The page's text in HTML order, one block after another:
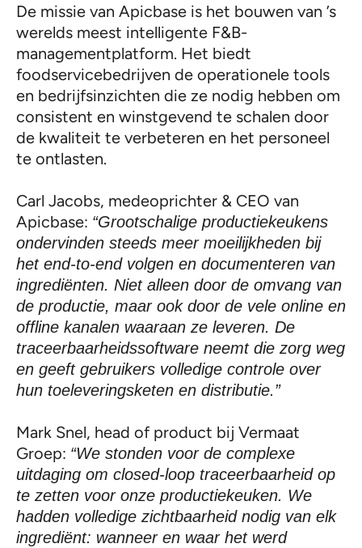
De missie van Apicbase is het bouwen van ’s
werelds meest intelligente F&B-
managementplatform. Het biedt
foodservicebedrijven de operationele tools
en bedrijfsinzichten die ze nodig hebben om
consistent en winstgevend te schalen door
de kwaliteit te verbeteren en het personeel
te ontlasten.
Carl Jacobs, medeoprichter & CEO van
Apicbase: “Grootschalige productiekeukens
ondervinden steeds meer moeilijkheden bij
het end-to-end volgen en documenteren van
ingrediënten. Niet alleen door de omvang van
de productie, maar ook door de vele online en
offline kanalen waaraan ze leveren. De
traceerbaarheidssoftware neemt die zorg weg
en geeft gebruikers volledige controle over
hun toeleveringsketen en distributie.”
Mark Snel, head of product bij Vermaat
Groep: “We stonden voor de complexe
uitdaging om closed-loop traceerbaarheid op
te zetten voor onze productiekeuken. We
hadden volledige zichtbaarheid nodig van elk
ingrediënt: wanneer en waar het werd